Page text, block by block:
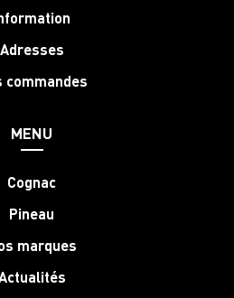
Adresses
commandes
MENU
Cognac
Pineau
marques